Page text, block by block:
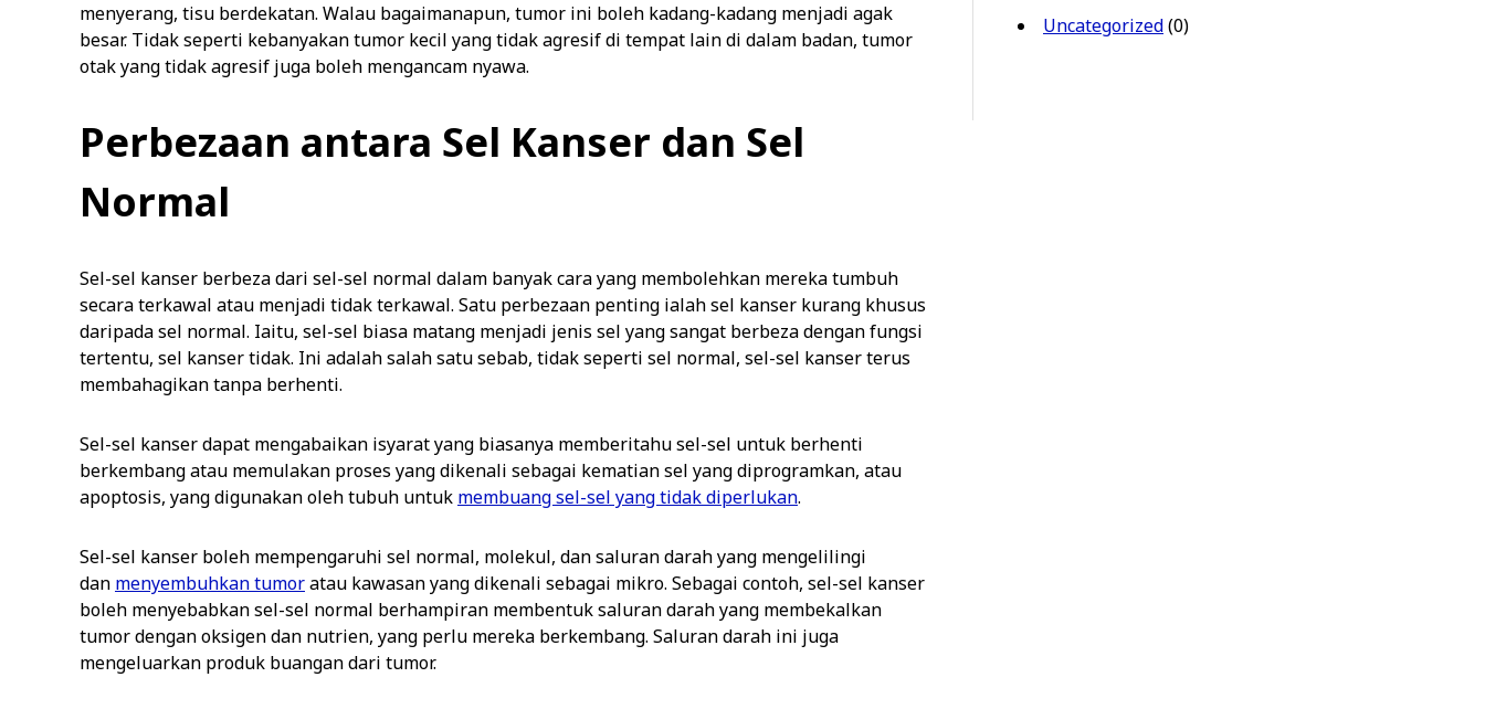
menyerang, tisu berdekatan. Walau bagaimanapun, tumor ini boleh kadang-kadang menjadi agak
besar. Tidak seperti kebanyakan tumor kecil yang tidak agresif di tempat lain di dalam badan, tumor
otak yang tidak agresif juga boleh mengancam nyawa.
Perbezaan antara Sel Kanser dan Sel
Normal
Sel-sel kanser berbeza dari sel-sel normal dalam banyak cara yang membolehkan mereka tumbuh
secara terkawal atau menjadi tidak terkawal. Satu perbezaan penting ialah sel kanser kurang khusus
daripada sel normal. Iaitu, sel-sel biasa matang menjadi jenis sel yang sangat berbeza dengan fungsi
tertentu, sel kanser tidak. Ini adalah salah satu sebab, tidak seperti sel normal, sel-sel kanser terus
membahagikan tanpa berhenti.
Sel-sel kanser dapat mengabaikan isyarat yang biasanya memberitahu sel-sel untuk berhenti
berkembang atau memulakan proses yang dikenali sebagai kematian sel yang diprogramkan, atau
apoptosis, yang digunakan oleh tubuh untuk membuang sel-sel yang tidak diperlukan.
Sel-sel kanser boleh mempengaruhi sel normal, molekul, dan saluran darah yang mengelilingi
dan menyembuhkan tumoratau kawasan yang dikenali sebagai mikro. Sebagai contoh, sel-sel kanser
boleh menyebabkan sel-sel normal berhampiran membentuk saluran darah yang membekalkan
tumor dengan oksigen dan nutrien, yang perlu mereka berkembang. Saluran darah ini juga
mengeluarkan produk buangan dari tumor.
Uncategorized(0)